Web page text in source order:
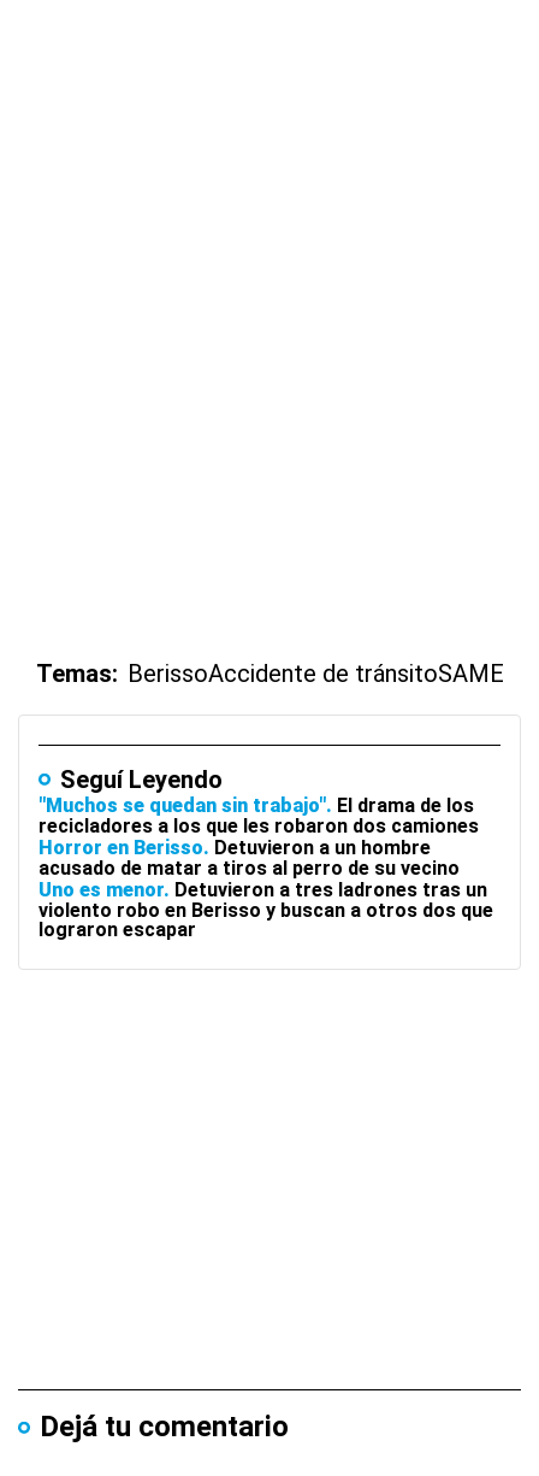
Temas: BerissoAccidente de tránsitoSAME
Seguí Leyendo
"Muchos se quedan sin trabajo"
El drama de los
recicladores a los que les robaron dos camiones
Horror en Berisso
Detuvieron a un hombre
acusado de matar a tiros al perro de su vecino
Uno es menor
Detuvieron a tres ladrones tras un
violento robo en Berisso y buscan a otros dos que
lograron escapar
Dejá tu comentario